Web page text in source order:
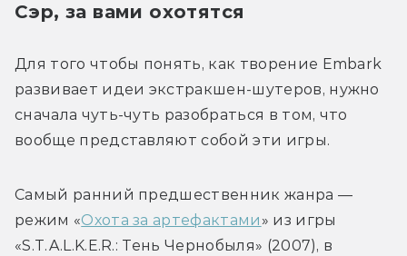
Сэр, за вами охотятся
Для того чтобы понять, как творение Embark
развивает идеи экстракшен-шутеров, нужно
сначала чуть-чуть разобраться в том, что
вообще представляют собой эти игры.
Самый ранний предшественник жанра —
режим «Охота за артефактами » из игры
«S.T.A.L.K.E.R.: Тень Чернобыля» (2007), в